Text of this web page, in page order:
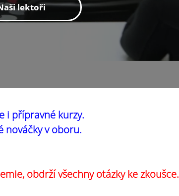
lektoři
i přípravné kurzy.
nováčky v oboru.
obdrží všechny otázky ke zkoušce.